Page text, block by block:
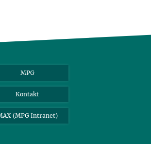
MPG
Kontakt
(MPG Intranet)